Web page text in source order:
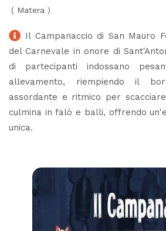
( Matera )
Il Campanaccio di San Mauro
del Carnevale in onore di
di partecipanti indossano
allevamento, riempiendo il
assordante e ritmico per
culmina in falò e balli, offrendo
unica.